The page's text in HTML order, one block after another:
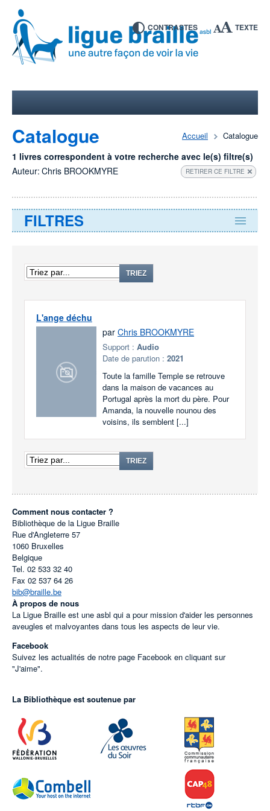
CONTRASTES TEXTE
Accueil Catalogue
Catalogue
1 livres correspondent à votre recherche avec le(s) filtre(s)
Auteur: Chris BROOKMYRE RETIRER CE FILTRE
FILTRES
TRIEZ
L'ange déchu
par Chris BROOKMYRE
Support : Audio
Date de parution : 2021
Toute la famille Temple se retrouve
dans la maison de vacances au
Portugal après la mort du père. Pour
Amanda, la nouvelle nounou des
voisins, ils semblent [...]
TRIEZ
Comment nous contacter ?
Bibliothèque de la Ligue Braille
Rue d'Angleterre 57
1060 Bruxelles
Belgique
Tel. 02 533 32 40
Fax 02 537 64 26
bib@braille.be
À propos de nous
La Ligue Braille est une asbl qui a pour mission d'aider les personnes
aveugles et malvoyantes dans tous les aspects de leur vie.
Facebook
Suivez les actualités de notre page Facebook en cliquant sur
"J'aime".
La Bibliothèque est soutenue par